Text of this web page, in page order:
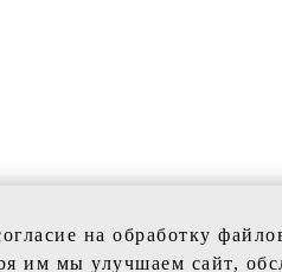
на обработку
им мы улучшаем сайт,